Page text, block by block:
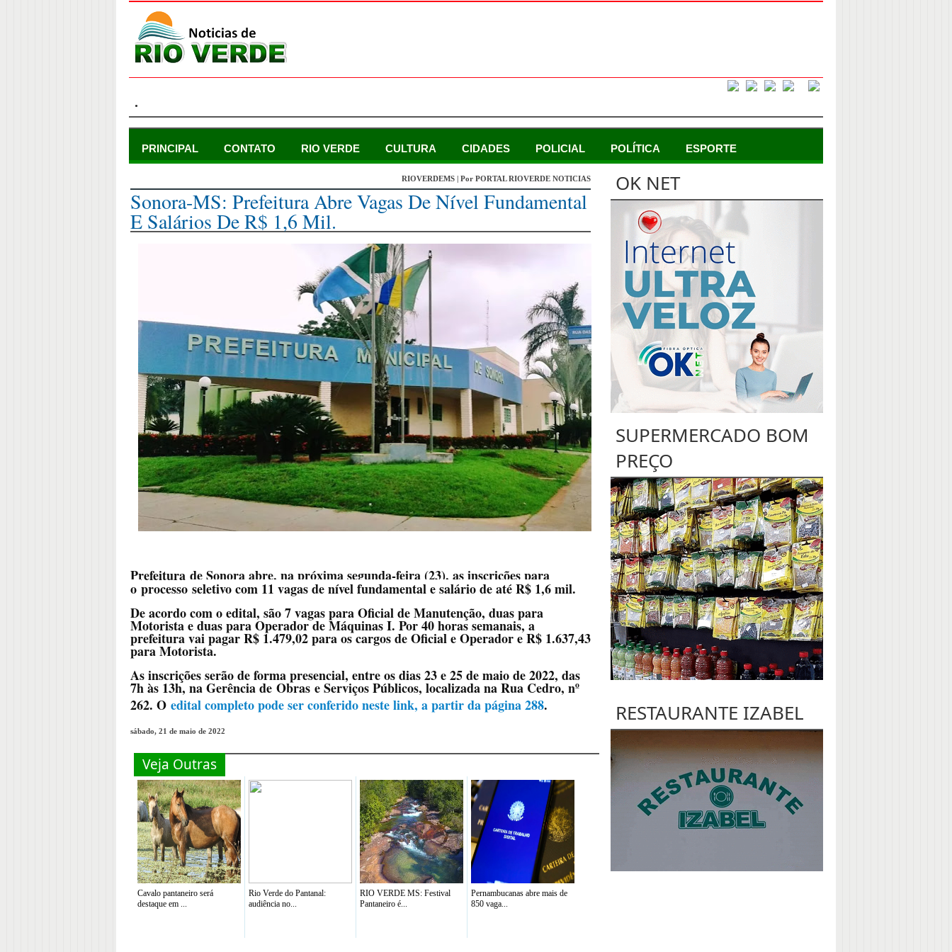
.
PRINCIPAL CONTATO RIO VERDE CULTURA CIDADES POLICIAL POLÍTICA ESPORTE
RIOVERDEMS | Por PORTAL RIOVERDE NOTICIAS
Sonora-MS: Prefeitura Abre Vagas De Nível Fundamental
E Salários De R$ 1,6 Mil.
Prefeitura de Sonora abre, na próxima segunda-feira (23), as inscrições para
o processo seletivo com 11 vagas de nível fundamental e salário de até R$ 1,6 mil.
De acordo com o edital, são 7 vagas para Oficial de Manutenção, duas para
Motorista e duas para Operador de Máquinas I. Por 40 horas semanais, a
prefeitura vai pagar R$ 1.479,02 para os cargos de Oficial e Operador e R$ 1.637,43
para Motorista.
As inscrições serão de forma presencial, entre os dias 23 e 25 de maio de 2022, das
7h às 13h, na Gerência de Obras e Serviços Públicos, localizada na Rua Cedro, nº
262. O edital completo pode ser conferido neste link, a partir da página 288.
sábado, 21 de maio de 2022
Veja Outras
Cavalo pantaneiro será
destaque em ...
Rio Verde do Pantanal:
audiência no...
RIO VERDE MS: Festival
Pantaneiro é...
Pernambucanas abre mais de
850 vaga...
OK NET
SUPERMERCADO BOM
PREÇO
RESTAURANTE IZABEL